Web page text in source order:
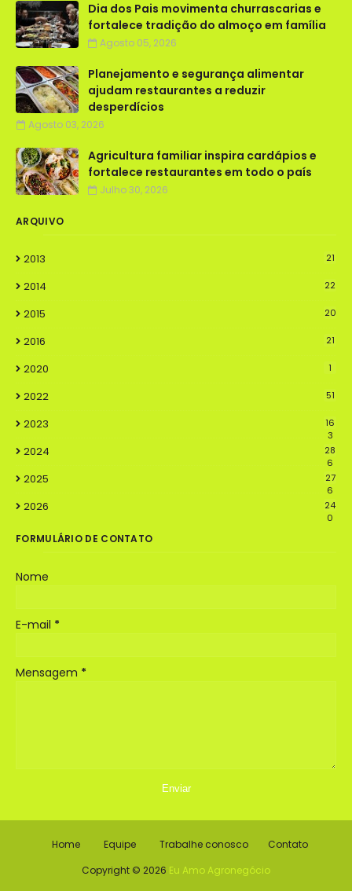
Dia dos Pais movimenta churrascarias e
fortalece tradição do almoço em família
Agosto 05, 2026
Planejamento e segurança alimentar
ajudam restaurantes a reduzir
desperdícios
Agosto 03, 2026
Agricultura familiar inspira cardápios e
fortalece restaurantes em todo o país
Julho 30, 2026
ARQUIVO
2013 21
2014 22
2015 20
2016 21
2020 1
2022 51
2023
16
3
2024
28
6
2025
27
6
2026
24
0
FORMULÁRIO DE CONTATO
Nome
E-mail *
Mensagem *
Home Equipe Trabalhe conosco
Contato
Copyright © 2026 Eu Amo Agronegócio